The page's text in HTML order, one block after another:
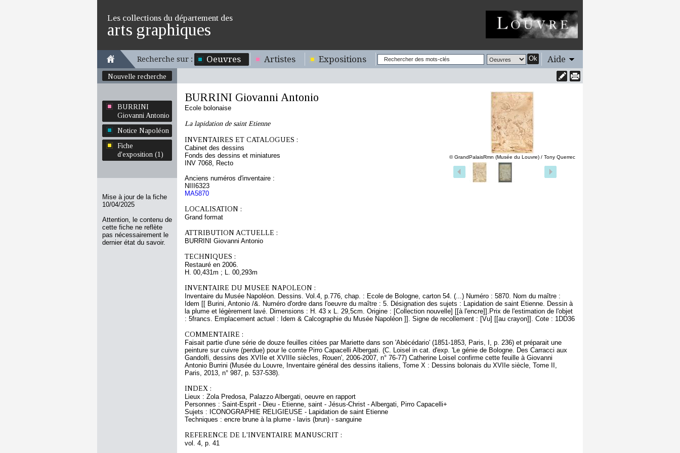
Les collections du département des
arts graphiques
Recherche sur : Oeuvres Artistes Expositions Ok Aide
Nouvelle recherche
BURRINI
Giovanni Antonio
Notice Napoléon
Fiche
d'exposition (1)
Mise à jour de la fiche
10/04/2025
Attention, le contenu de
cette fiche ne reflète
pas nécessairement le
dernier état du savoir.
© GrandPalaisRmn (Musée du Louvre) / Tony Querrec
BURRINI Giovanni Antonio
Ecole bolonaise
La lapidation de saint Etienne
INVENTAIRES ET CATALOGUES :
Cabinet des dessins
Fonds des dessins et miniatures
INV 7068, Recto
Anciens numéros d'inventaire :
NIII6323
MA5870
LOCALISATION :
Grand format
ATTRIBUTION ACTUELLE :
BURRINI Giovanni Antonio
TECHNIQUES :
Restauré en 2006.
H. 00,431m ; L. 00,293m
INVENTAIRE DU MUSEE NAPOLEON :
Inventaire du Musée Napoléon. Dessins. Vol.4, p.776, chap. : Ecole de Bologne, carton 54. (...) Numéro : 5870. Nom du maître :
Idem [[ Burini, Antonio /&. Numéro d'ordre dans l'oeuvre du maître : 5. Désignation des sujets : Lapidation de saint Etienne. Dessin à
la plume et légèrement lavé. Dimensions : H. 43 x L. 29,5cm. Origine : [Collection nouvelle] [[à l'encre]].Prix de l'estimation de l'objet
: 5francs. Emplacement actuel : Idem & Calcographie du Musée Napoléon ]]. Signe de recollement : [Vu] [[au crayon]]. Cote : 1DD36
COMMENTAIRE :
Faisait partie d'une série de douze feuilles citées par Mariette dans son 'Abécédario' (1851-1853, Paris, I, p. 236) et préparait une
peinture sur cuivre (perdue) pour le comte Pirro Capacelli Albergati. (C. Loisel in cat. d'exp. 'Le génie de Bologne. Des Carracci aux
Gandolfi, dessins des XVIIe et XVIIIe siècles, Rouen', 2006-2007, n° 76-77) Catherine Loisel confirme cette feuille à Giovanni
Antonio Burrini (Musée du Louvre, Inventaire général des dessins italiens, Tome X : Dessins bolonais du XVIIe siècle, Tome II,
Paris, 2013, n° 987, p. 537-538).
INDEX :
Lieux : Zola Predosa, Palazzo Albergati, oeuvre en rapport
Personnes : Saint-Esprit - Dieu - Etienne, saint - Jésus-Christ - Albergati, Pirro Capacelli+
Sujets : ICONOGRAPHIE RELIGIEUSE - Lapidation de saint Etienne
Techniques : encre brune à la plume - lavis (brun) - sanguine
REFERENCE DE L'INVENTAIRE MANUSCRIT :
vol. 4, p. 41